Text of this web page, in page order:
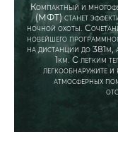
Компактный и
(МФТ) станет
ночной охоты.
новейшего
на дистанции до 381м,
1км. С легким
легкообнаружите
атмосферных